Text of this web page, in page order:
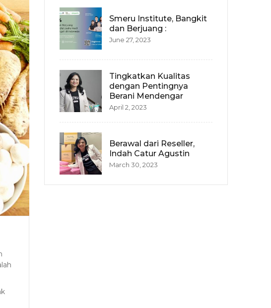
Smeru Institute, Bangkit
dan Berjuang :
June 27, 2023
Tingkatkan Kualitas
dengan Pentingnya
Berani Mendengar
April 2, 2023
Berawal dari Reseller,
Indah Catur Agustin
March 30, 2023